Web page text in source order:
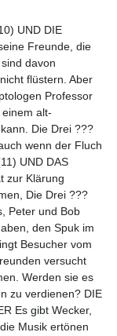
UND DIE
Freunde, die
davon
flüstern. Aber
Professor
alt-
Die Drei ???
wenn der Fluch
UND DAS
zur Klärung
Die Drei ???
Peter und Bob
den Spuk im
Besucher vom
versucht
Werden sie es
zu verdienen? DIE
Es gibt Wecker,
Musik ertönen